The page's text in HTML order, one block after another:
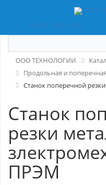
ООО
8-800-5000-456
ООО ТЕХНОЛОГИИ
Продольная и
Станок поперечной
Станок
резки
ПРЭМ